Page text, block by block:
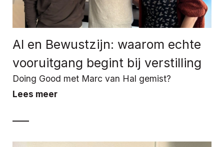
AI en Bewustzijn: waarom echte
vooruitgang begint bij verstilling
Doing Good met Marc van Hal gemist?
Lees meer